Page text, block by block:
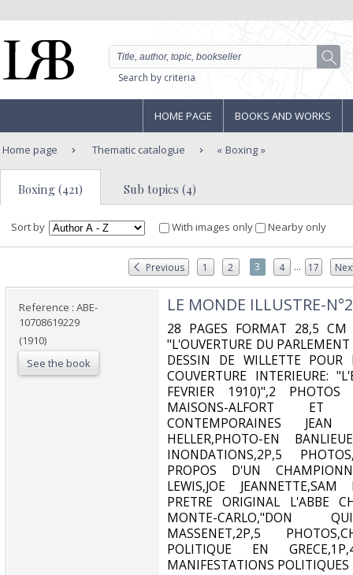
Search by criteria
HOME PAGE BOOKS AND WORKS
Home page Thematic catalogue Boxing
Boxing (421) Sub topics (4)
Sort by With images only Nearby only
Previous 1 2 3 4 ... 17
Reference : ABE-
10708619229
(1910)
See the book
‎LE MONDE ILLUSTRE-
‎28 PAGES FORMAT 28,5 CM
"L'OUVERTURE DU
DESSIN DE WILLETTE POUR
COUVERTURE INTERIEURE:
FEVRIER 1910)",2 PHOTOS
MAISONS-ALFORT ET
CONTEMPORAINES
HELLER,PHOTO-EN
INONDATIONS,2P,5
PROPOS D'UN
LEWIS,JOE
PRETRE ORIGINAL L'ABBE
MONTE-CARLO,"DON
MASSENET,2P,5
POLITIQUE EN
MANIFESTATIONS